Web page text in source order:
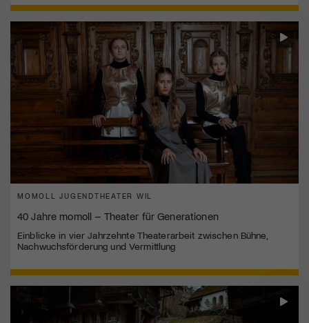
MOMOLL JUGENDTHEATER WIL
40 Jahre momoll – Theater für Generationen
Einblicke in vier Jahrzehnte Theaterarbeit zwischen Bühne,
Nachwuchsförderung und Vermittlung